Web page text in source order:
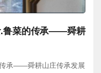
.鲁菜的传承——舜耕
承——舜耕山庄传承发展